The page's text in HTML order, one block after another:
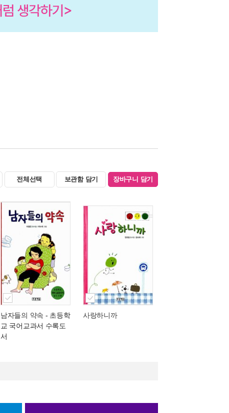
전체선택 보관함 담기 장바구니 담기
남자들의 약속 - 초등학
교 국어교과서 수록도
서
사랑하니까